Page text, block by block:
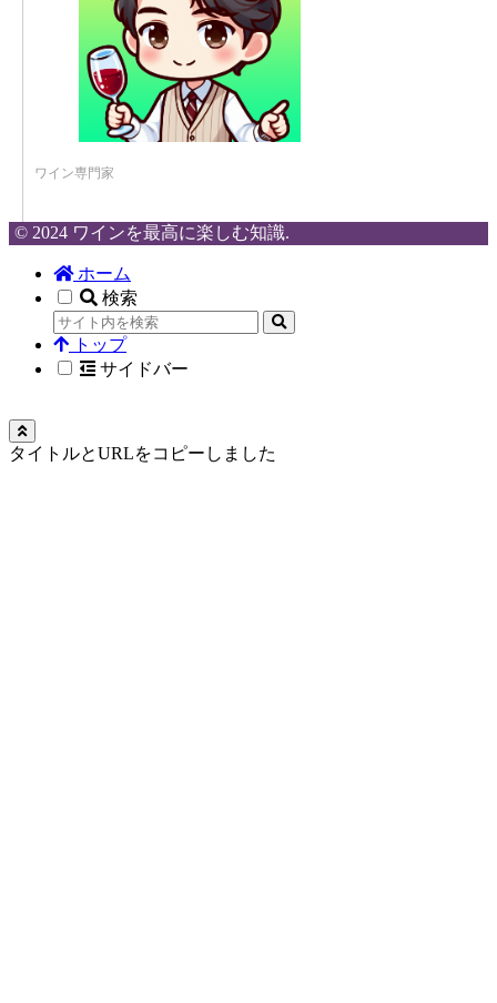
ワイン専門家
© 2024 ワインを最高に楽しむ知識.
ホーム
検索
トップ
サイドバー
タイトルとURLをコピーしました